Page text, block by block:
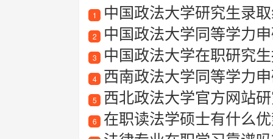
1 中国政法大学研究生录
2 中国政法大学同等学力
3 中国政法大学在职研究
4 西南政法大学同等学力
5 西北政法大学官方网站
6 在职读法学硕士有什么